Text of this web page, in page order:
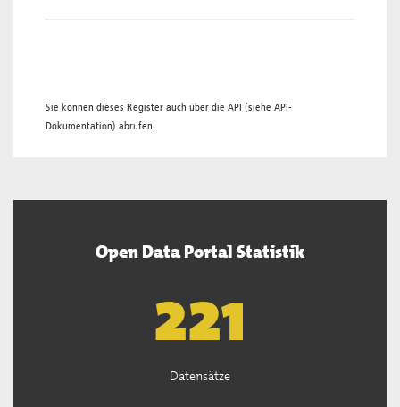
Sie können dieses Register auch über die API (siehe API-
Dokumentation) abrufen.
Open Data Portal Statistik
222
Datensätze